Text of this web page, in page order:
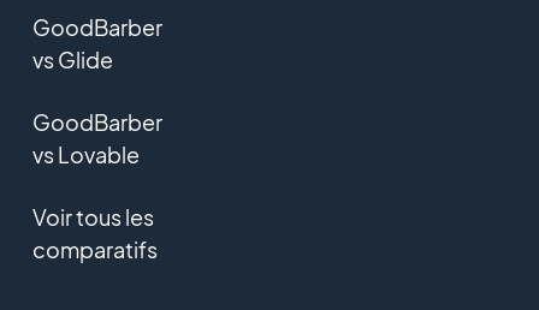
GoodBarber
vs Glide
GoodBarber
vs Lovable
Voir tous les
comparatifs